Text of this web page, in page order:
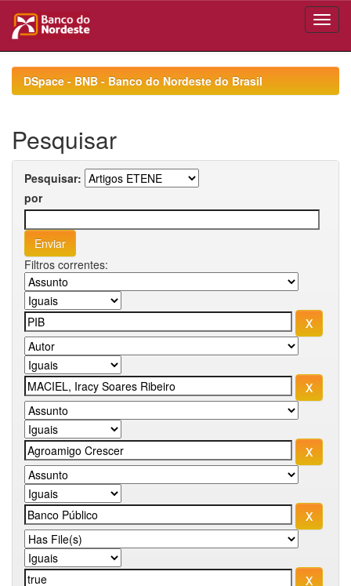
navigationDSpace - BNB - Banco do Nordeste do Brasil
Pesquisar
Pesquisar:
por
Filtros correntes: